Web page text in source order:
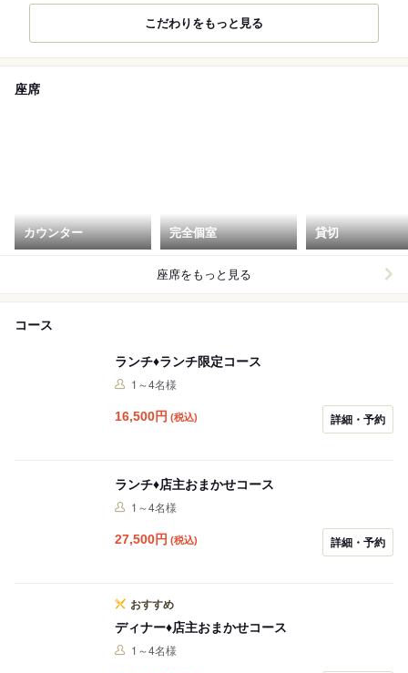
こだわりをもっと見る
座席
カウンター 完全個室 貸切
座席をもっと見る
コース
ランチ♦︎ランチ限定コース
1～4名様
16,500円 (税込) 詳細・予約
ランチ♦︎店主おまかせコース
1～4名様
27,500円 (税込) 詳細・予約
おすすめ
ディナー♦︎店主おまかせコース
1～4名様